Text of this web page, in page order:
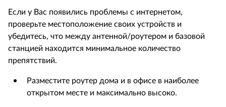
Если у Вас появились проблемы с интернетом,
проверьте местоположение своих устройств и
убедитесь, что между антенной/роутером и базовой
станцией находится минимальное количество
препятствий.
Разместите роутер дома и в офисе в наиболее
открытом месте и максимально высоко.